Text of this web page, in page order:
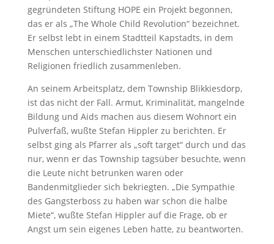
gegründeten Stiftung HOPE ein Projekt begonnen,
das er als „The Whole Child Revolution“ bezeichnet.
Er selbst lebt in einem Stadtteil Kapstadts, in dem
Menschen unterschiedlichster Nationen und
Religionen friedlich zusammenleben.
An seinem Arbeitsplatz, dem Township Blikkiesdorp,
ist das nicht der Fall. Armut, Kriminalität, mangelnde
Bildung und Aids machen aus diesem Wohnort ein
Pulverfaß, wußte Stefan Hippler zu berichten. Er
selbst ging als Pfarrer als „soft target“ durch und das
nur, wenn er das Township tagsüber besuchte, wenn
die Leute nicht betrunken waren oder
Bandenmitglieder sich bekriegten. „Die Sympathie
des Gangsterboss zu haben war schon die halbe
Miete“, wußte Stefan Hippler auf die Frage, ob er
Angst um sein eigenes Leben hatte, zu beantworten.